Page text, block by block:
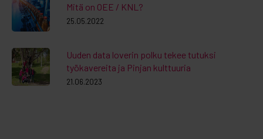
Mitä on OEE / KNL?
25.05.2022
Uuden data loverin polku tekee tutuksi
työkavereita ja Pinjan kulttuuria
21.06.2023